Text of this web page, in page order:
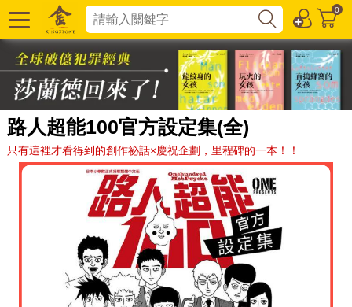
0
路人超能100官方設定集(全)
只有這裡才看得到的創作祕話×慶祝企劃，里程碑的一本！！